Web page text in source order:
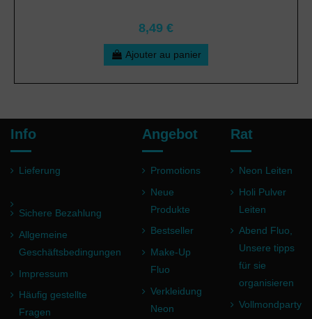
8,49 €
Ajouter au panier
Info
Lieferung
Sichere Bezahlung
Allgemeine
Geschäftsbedingungen
Impressum
Häufig gestellte
Fragen
Angebot
Promotions
Neue
Produkte
Bestseller
Make-Up
Fluo
Verkleidung
Neon
Rat
Neon Leiten
Holi Pulver
Leiten
Abend Fluo,
Unsere tipps
für sie
organisieren
Vollmondparty